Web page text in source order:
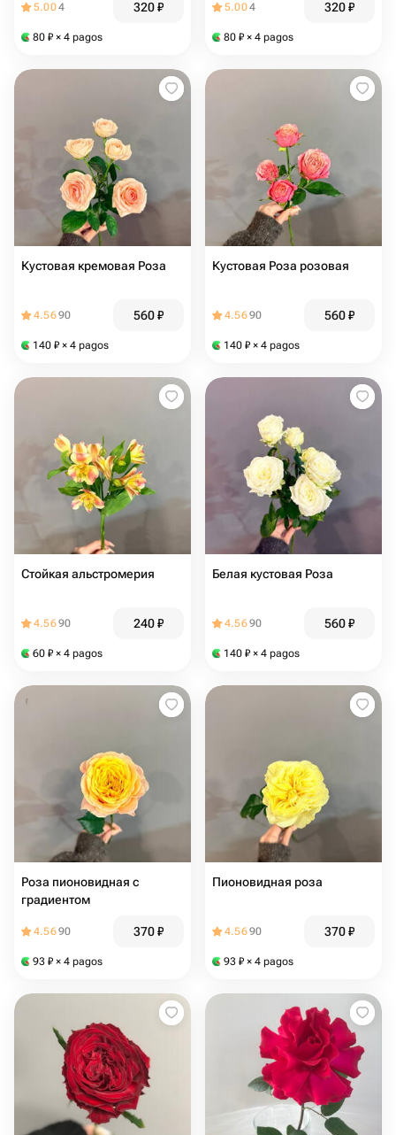
5.004 320₽
80 ₽ × 4 pagos
5.004 320₽
80 ₽ × 4 pagos
Кустовая кремовая Роза
4.5690 560₽
140 ₽ × 4 pagos
Кустовая Роза розовая
4.5690 560₽
140 ₽ × 4 pagos
Стойкая альстромерия
4.5690 240₽
60 ₽ × 4 pagos
Белая кустовая Роза
4.5690 560₽
140 ₽ × 4 pagos
Роза пионовидная с
градиентом
4.5690 370₽
93 ₽ × 4 pagos
Пионовидная роза
4.5690 370₽
93 ₽ × 4 pagos